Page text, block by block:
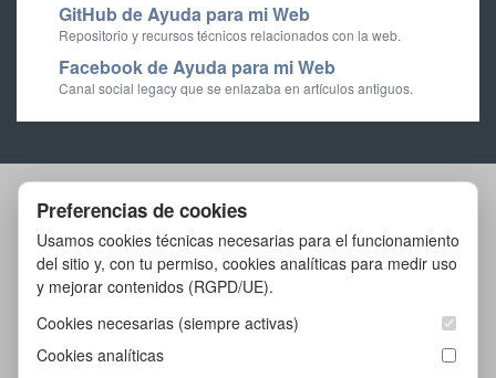
GitHub de Ayuda para mi Web
Repositorio y recursos técnicos relacionados con la web.
Facebook de Ayuda para mi Web
Canal social legacy que se enlazaba en artículos antiguos.
Artículos Herramientas
Historia
Buscar Configurar cookies
© 2026 ayudaparamiweb.com
Preferencias de cookies
Usamos cookies técnicas necesarias para el funcionamiento
del sitio y, con tu permiso, cookies analíticas para medir uso
y mejorar contenidos (RGPD/UE).
Cookies necesarias (siempre activas)
Cookies analíticas